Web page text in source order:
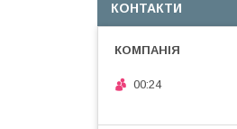
КОНТАКТИ
00:24